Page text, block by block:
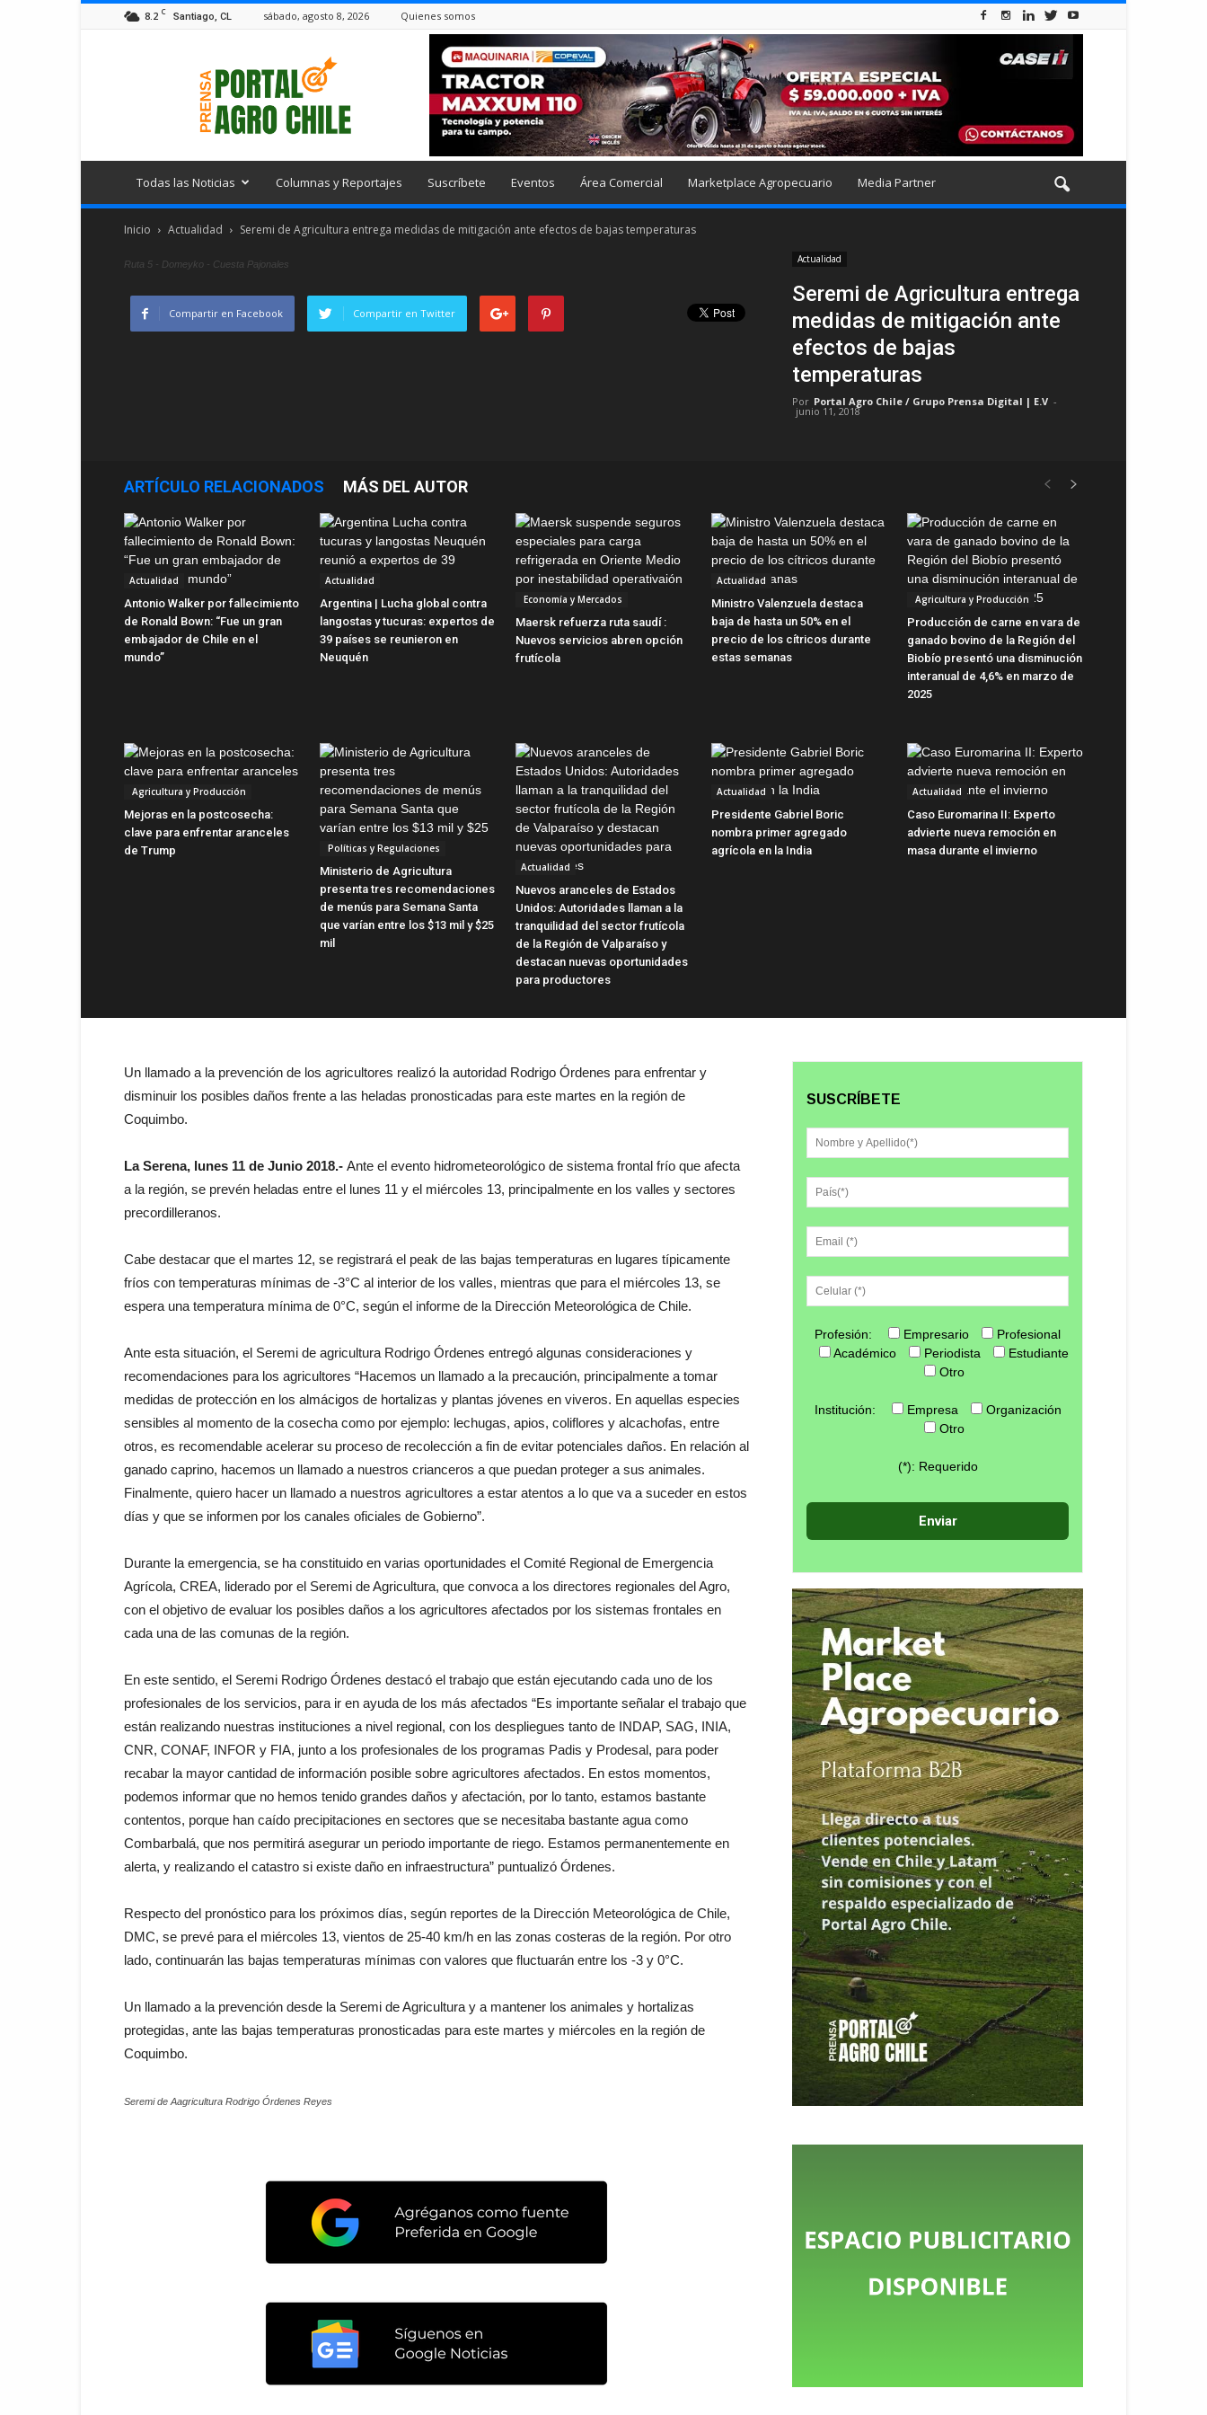
8.2 C Santiago, CL sábado, agosto 8, 2026 Quienes somos
Todas las Noticias Columnas y Reportajes Suscríbete Eventos Área Comercial Marketplace Agropecuario Media Partner
Inicio Actualidad Seremi de Agricultura entrega medidas de mitigación ante efectos de bajas temperaturas
Actualidad
Seremi de Agricultura entrega
medidas de mitigación ante
efectos de bajas
temperaturas
Por Portal Agro Chile / Grupo Prensa Digital | E.V -
junio 11, 2018
Ruta 5 - Domeyko - Cuesta Pajonales
Compartir en Facebook Compartir en Twitter
ARTÍCULO RELACIONADOS MÁS DEL AUTOR
Actualidad
Antonio Walker por fallecimiento
de Ronald Bown: “Fue un gran
embajador de Chile en el
mundo”
Actualidad
Argentina | Lucha global contra
langostas y tucuras: expertos de
39 países se reunieron en
Neuquén
Economía y Mercados
Maersk refuerza ruta saudí :
Nuevos servicios abren opción
frutícola
Actualidad
Ministro Valenzuela destaca
baja de hasta un 50% en el
precio de los cítricos durante
estas semanas
Agricultura y Producción
Producción de carne en vara de
ganado bovino de la Región del
Biobío presentó una disminución
interanual de 4,6% en marzo de
2025
Agricultura y Producción
Mejoras en la postcosecha:
clave para enfrentar aranceles
de Trump
Políticas y Regulaciones
Ministerio de Agricultura
presenta tres recomendaciones
de menús para Semana Santa
que varían entre los $13 mil y $25
mil
Actualidad
Nuevos aranceles de Estados
Unidos: Autoridades llaman a la
tranquilidad del sector frutícola
de la Región de Valparaíso y
destacan nuevas oportunidades
para productores
Actualidad
Presidente Gabriel Boric
nombra primer agregado
agrícola en la India
Actualidad
Caso Euromarina II: Experto
advierte nueva remoción en
masa durante el invierno
Un llamado a la prevención de los agricultores realizó la autoridad Rodrigo Órdenes para enfrentar y
disminuir los posibles daños frente a las heladas pronosticadas para este martes en la región de
Coquimbo.
La Serena, lunes 11 de Junio 2018.- Ante el evento hidrometeorológico de sistema frontal frío que afecta
a la región, se prevén heladas entre el lunes 11 y el miércoles 13, principalmente en los valles y sectores
precordilleranos.
Cabe destacar que el martes 12, se registrará el peak de las bajas temperaturas en lugares típicamente
fríos con temperaturas mínimas de -3°C al interior de los valles, mientras que para el miércoles 13, se
espera una temperatura mínima de 0°C, según el informe de la Dirección Meteorológica de Chile.
Ante esta situación, el Seremi de agricultura Rodrigo Órdenes entregó algunas consideraciones y
recomendaciones para los agricultores “Hacemos un llamado a la precaución, principalmente a tomar
medidas de protección en los almácigos de hortalizas y plantas jóvenes en viveros. En aquellas especies
sensibles al momento de la cosecha como por ejemplo: lechugas, apios, coliflores y alcachofas, entre
otros, es recomendable acelerar su proceso de recolección a fin de evitar potenciales daños. En relación al
ganado caprino, hacemos un llamado a nuestros crianceros a que puedan proteger a sus animales.
Finalmente, quiero hacer un llamado a nuestros agricultores a estar atentos a lo que va a suceder en estos
días y que se informen por los canales oficiales de Gobierno”.
Durante la emergencia, se ha constituido en varias oportunidades el Comité Regional de Emergencia
Agrícola, CREA, liderado por el Seremi de Agricultura, que convoca a los directores regionales del Agro,
con el objetivo de evaluar los posibles daños a los agricultores afectados por los sistemas frontales en
cada una de las comunas de la región.
En este sentido, el Seremi Rodrigo Órdenes destacó el trabajo que están ejecutando cada uno de los
profesionales de los servicios, para ir en ayuda de los más afectados “Es importante señalar el trabajo que
están realizando nuestras instituciones a nivel regional, con los despliegues tanto de INDAP, SAG, INIA,
CNR, CONAF, INFOR y FIA, junto a los profesionales de los programas Padis y Prodesal, para poder
recabar la mayor cantidad de información posible sobre agricultores afectados. En estos momentos,
podemos informar que no hemos tenido grandes daños y afectación, por lo tanto, estamos bastante
contentos, porque han caído precipitaciones en sectores que se necesitaba bastante agua como
Combarbalá, que nos permitirá asegurar un periodo importante de riego. Estamos permanentemente en
alerta, y realizando el catastro si existe daño en infraestructura” puntualizó Órdenes.
Respecto del pronóstico para los próximos días, según reportes de la Dirección Meteorológica de Chile,
DMC, se prevé para el miércoles 13, vientos de 25-40 km/h en las zonas costeras de la región. Por otro
lado, continuarán las bajas temperaturas mínimas con valores que fluctuarán entre los -3 y 0°C.
Un llamado a la prevención desde la Seremi de Agricultura y a mantener los animales y hortalizas
protegidas, ante las bajas temperaturas pronosticadas para este martes y miércoles en la región de
Coquimbo.
Seremi de Aagricultura Rodrigo Órdenes Reyes
SUSCRÍBETE
Profesión: Empresario
Profesional
Académico
Periodista
Estudiante
Otro
Institución: Empresa
Organización
Otro
(*): Requerido